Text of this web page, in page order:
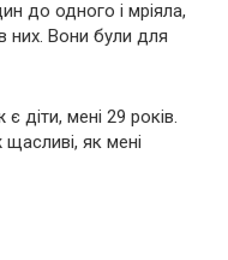
до одного і мріяла,
них. Вони були для
діти, мені 29 років.
як мені